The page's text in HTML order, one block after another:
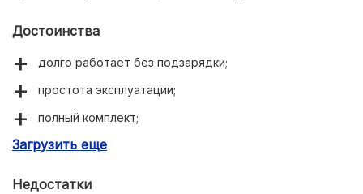
Достоинства
долго работает без подзарядки;
простота эксплуатации;
полный комплект;
5 пар ушных вкладышей;
Загрузить еще
Недостатки